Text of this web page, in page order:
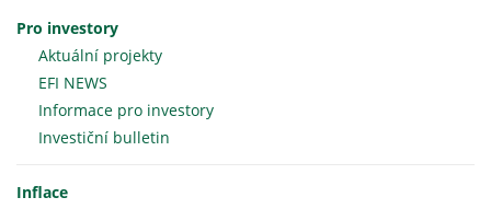
Pro investory
Aktuální projekty
EFI NEWS
Informace pro investory
Investiční bulletin
Inflace